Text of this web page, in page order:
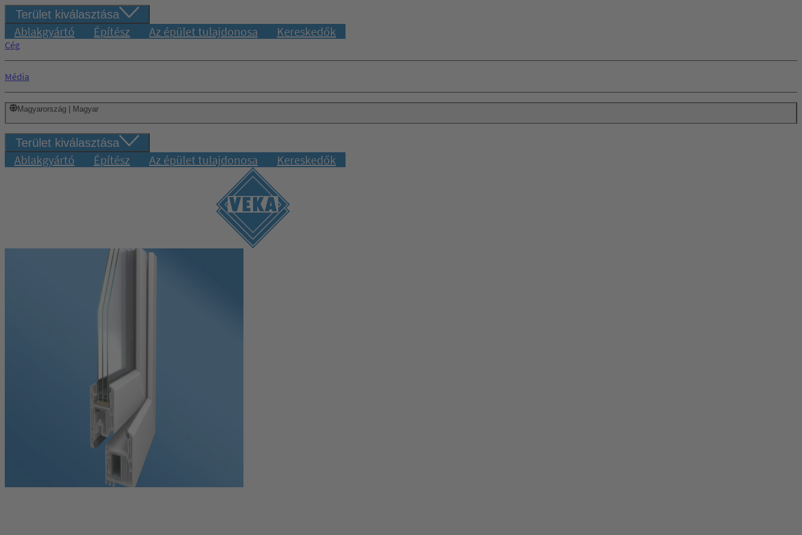
Terület kiválasztása
Ablakgyártó Építész Az épület tulajdonosa Kereskedők
Cég
Média
Magyarország | Magyar
Terület kiválasztása
Ablakgyártó Építész Az épület tulajdonosa Kereskedők